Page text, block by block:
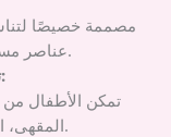
مصممة خصيصًا
عناصر مستوحاة من أجواء المقاهي اليومية.
تشجع على لعب الأدوار:
تمكن الأطفال من
المقهى، استقبال الزبائن، وتقديم الطلبات.